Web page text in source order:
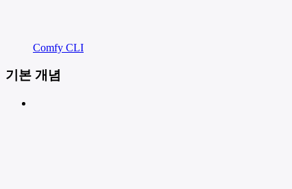
Comfy CLI
기본 개념